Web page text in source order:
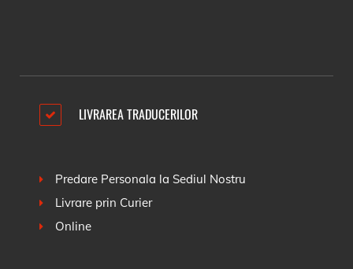
LIVRAREA TRADUCERILOR
Predare Personala la Sediul Nostru
Livrare prin Curier
Online